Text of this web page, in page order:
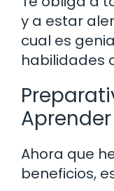
y a estar
cual es
habilidades
Ahora que
beneficios,